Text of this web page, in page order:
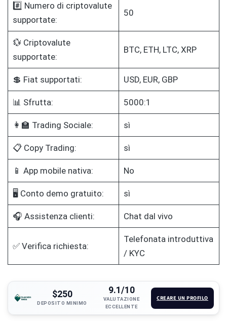
#️⃣ Numero di criptovalute
supportate:
50
💱 Criptovalute
supportate:
BTC, ETH, LTC, XRP
💲 Fiat supportati: USD, EUR, GBP
📊 Sfrutta: 5000:1
👩‍🏫 Trading Sociale: sì
📋 Copy Trading: sì
📱 App mobile nativa: No
🖥️ Conto demo gratuito: sì
🎧 Assistenza clienti: Chat dal vivo
✅ Verifica richiesta:
Telefonata introduttiva
/ KYC
$250
DEPOSITO MINIMO
9.1/10
VALUTAZIONE
ECCELLENTE
CREARE UN PROFILO